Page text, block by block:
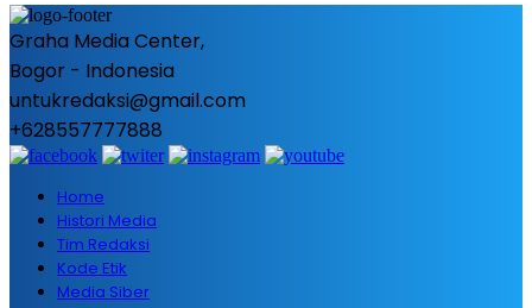
Graha Media Center,
Bogor - Indonesia
untukredaksi@gmail.com
+628557777888
Home
Histori Media
Tim Redaksi
Kode Etik
Media Siber